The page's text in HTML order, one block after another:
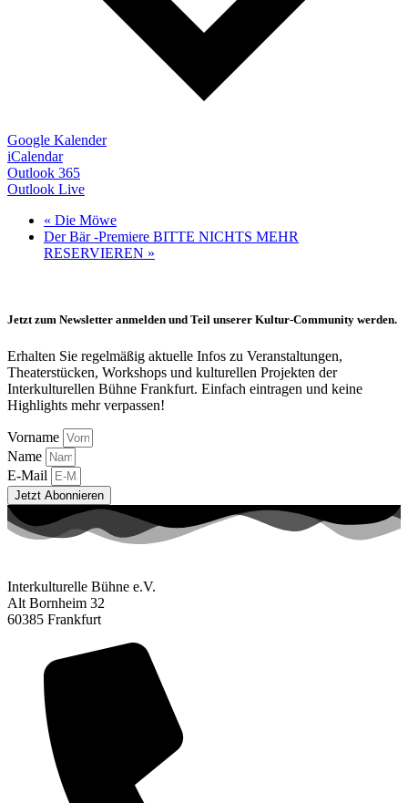
Google Kalender
iCalendar
Outlook 365
Outlook Live
« Die Möwe
Der Bär -Premiere BITTE NICHTS MEHR
RESERVIEREN »
Jetzt zum Newsletter anmelden und Teil unserer Kultur-Community werden.
Erhalten Sie regelmäßig aktuelle Infos zu Veranstaltungen,
Theaterstücken, Workshops und kulturellen Projekten der
Interkulturellen Bühne Frankfurt. Einfach eintragen und keine
Highlights mehr verpassen!
Vorname
Name
E-Mail
Jetzt Abonnieren
Interkulturelle Bühne e.V.
Alt Bornheim 32
60385 Frankfurt